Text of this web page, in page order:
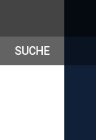
SUCHE